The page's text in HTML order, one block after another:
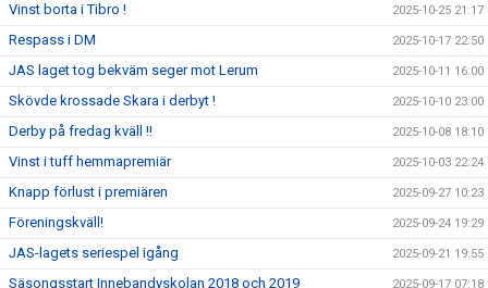
Vinst borta i Tibro ! 2025-10-25 21:17
Respass i DM 2025-10-17 22:50
JAS laget tog bekväm seger mot Lerum 2025-10-11 16:00
Skövde krossade Skara i derbyt ! 2025-10-10 23:00
Derby på fredag kväll !! 2025-10-08 18:10
Vinst i tuff hemmapremiär 2025-10-03 22:24
Knapp förlust i premiären 2025-09-27 10:23
Föreningskväll! 2025-09-24 19:29
JAS-lagets seriespel igång 2025-09-21 19:55
Säsongsstart Innebandyskolan 2018 och 2019 2025-09-17 07:18